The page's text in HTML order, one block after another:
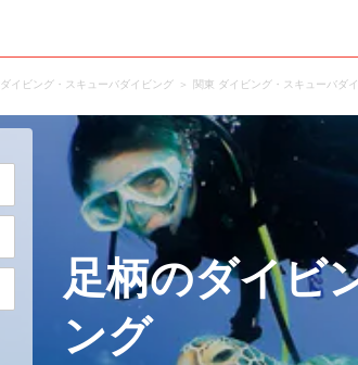
ダイビング・スキューバダイビング 関東 ダイビング・スキューバダ
足柄のダイビ
ング